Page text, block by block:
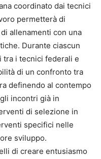
coordinato dai tecnici
permetterà di
allenamenti con una
Durante ciascun
i tecnici federali e
di un confronto tra
definendo al contempo
incontri già in
di selezione in
specifici nelle
sviluppo.
di creare entusiasmo